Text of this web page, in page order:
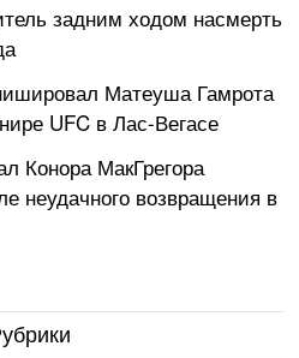
задним ходом насмерть
Матеуша Гамрота
UFC в Лас-Вегасе
Конора МакГрегора
неудачного возвращения в